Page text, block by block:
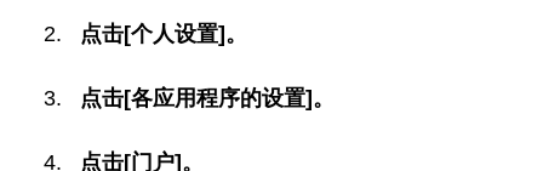
点击[个人设置]。
点击[各应用程序的设置]。
点击[门户]。